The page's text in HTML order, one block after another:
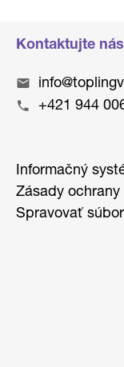
Kontaktujte nás
+421 944
Informačný
Zásady
Spravovať